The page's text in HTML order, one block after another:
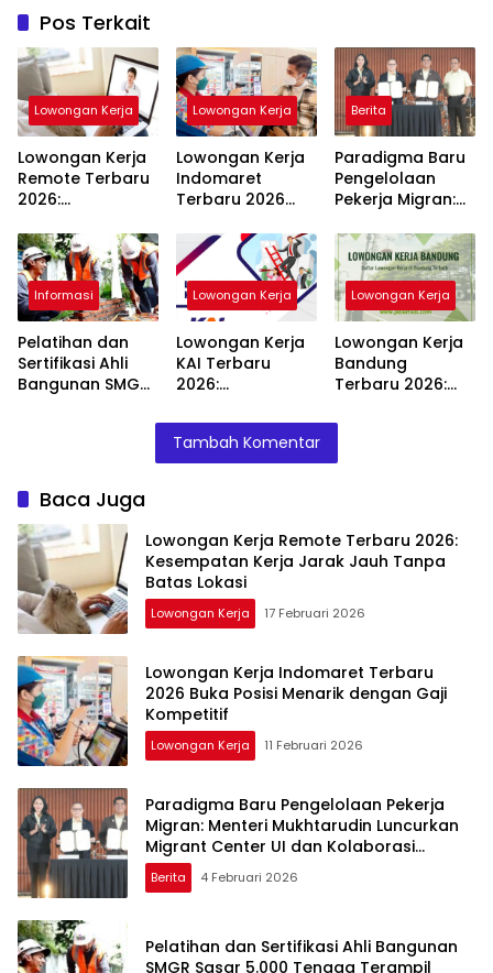
Pos Terkait
Lowongan Kerja
Lowongan Kerja
Remote Terbaru
2026:
Kerja Jarak Jauh
Tanpa Batas
Lokasi
Lowongan Kerja
Lowongan Kerja
Indomaret
Terbaru 2026
Menarik dengan
Gaji Kompetitif
Berita
Paradigma Baru
Pengelolaan
Pekerja Migran:
Mukhtarudin
Luncurkan
Migrant Center UI
dan Kolaborasi
dengan Dua Wali
Kota
Informasi
Pelatihan dan
Sertifikasi Ahli
Bangunan SMGR
Tenaga Terampil
Lowongan Kerja
Lowongan Kerja
KAI Terbaru
2026:
Karier di
Perusahaan
Logistik Terbesar
Lowongan Kerja
Lowongan Kerja
Bandung
Terbaru 2026:
Karir yang
Tambah Komentar
Baca Juga
Lowongan Kerja Remote Terbaru 2026:
Kesempatan Kerja Jarak Jauh Tanpa
Batas Lokasi
Lowongan Kerja 17 Februari 2026
Lowongan Kerja Indomaret Terbaru
2026 Buka Posisi Menarik dengan Gaji
Kompetitif
Lowongan Kerja 11 Februari 2026
Paradigma Baru Pengelolaan Pekerja
Migran: Menteri Mukhtarudin Luncurkan
Migrant Center UI dan Kolaborasi
dengan Dua Wali Kota
Berita 4 Februari 2026
Pelatihan dan Sertifikasi Ahli Bangunan
SMGR Sasar 5.000 Tenaga Terampil